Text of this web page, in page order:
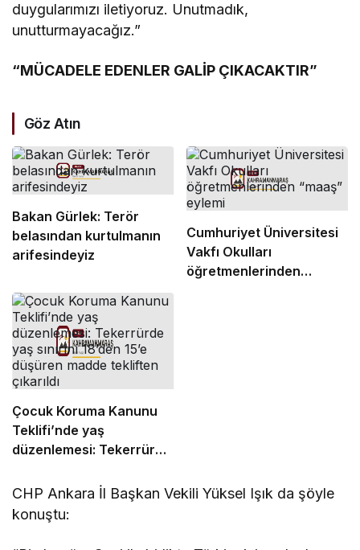
duygularımızı iletiyoruz. Unutmadık,
unutturmayacağız.”
“MÜCADELE EDENLER GALİP ÇIKACAKTIR”
Göz Atın
Bakan Gürlek: Terör
belasından kurtulmanın
arifesindeyiz
Cumhuriyet Üniversitesi
Vakfı Okulları
öğretmenlerinden
Çocuk Koruma Kanunu
Teklifi’nde yaş
düzenlemesi: Tekerrürde
düşüren madde tekliften
çıkarıldı
CHP Ankara İl Başkan Vekili Yüksel Işık da şöyle
konuştu: